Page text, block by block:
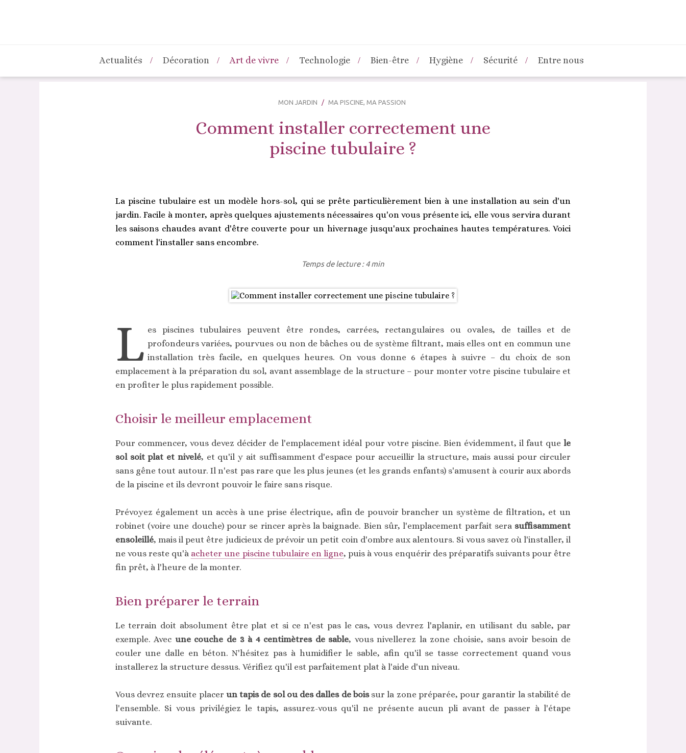
Actualités Décoration Art de vivre Technologie Bien-être Hygiène Sécurité Entre nous
MON JARDIN MA PISCINE, MA PASSION
Comment installer correctement une
piscine tubulaire ?
La piscine tubulaire est un modèle hors-sol, qui se prête particulièrement bien à une installation au sein d'un
jardin. Facile à monter, après quelques ajustements nécessaires qu'on vous présente ici, elle vous servira durant
les saisons chaudes avant d'être couverte pour un hivernage jusqu'aux prochaines hautes températures. Voici
comment l'installer sans encombre.
Temps de lecture : 4 min
L es piscines tubulaires peuvent être rondes, carrées, rectangulaires ou ovales, de tailles et de
profondeurs variées, pourvues ou non de bâches ou de système filtrant, mais elles ont en commun une
installation très facile, en quelques heures. On vous donne 6 étapes à suivre – du choix de son
emplacement à la préparation du sol, avant assemblage de la structure – pour monter votre piscine tubulaire et
en profiter le plus rapidement possible.
Choisir le meilleur emplacement
Pour commencer, vous devez décider de l'emplacement idéal pour votre piscine. Bien évidemment, il faut quele
sol soit plat et nivelé, et qu'il y ait suffisamment d'espace pour accueillir la structure, mais aussi pour circuler
sans gêne tout autour. Il n'est pas rare que les plus jeunes (et les grands enfants) s'amusent à courir aux abords
de la piscine et ils devront pouvoir le faire sans risque.
Prévoyez également un accès à une prise électrique, afin de pouvoir brancher un système de filtration, et un
robinet (voire une douche) pour se rincer après la baignade. Bien sûr, l'emplacement parfait sera suffisamment
ensoleillé, mais il peut être judicieux de prévoir un petit coin d'ombre aux alentours. Si vous savez où l'installer, il
ne vous reste qu'à acheter une piscine tubulaire en ligne, puis à vous enquérir des préparatifs suivants pour être
fin prêt, à l'heure de la monter.
Bien préparer le terrain
Le terrain doit absolument être plat et si ce n'est pas le cas, vous devrez l'aplanir, en utilisant du sable, par
exemple. Avec une couche de 3 à 4 centimètres de sable, vous nivellerez la zone choisie, sans avoir besoin de
couler une dalle en béton. N'hésitez pas à humidifier le sable, afin qu'il se tasse correctement quand vous
installerez la structure dessus. Vérifiez qu'il est parfaitement plat à l'aide d'un niveau.
Vous devrez ensuite placer un tapis de sol ou des dalles de boissur la zone préparée, pour garantir la stabilité de
l'ensemble. Si vous privilégiez le tapis, assurez-vous qu'il ne présente aucun pli avant de passer à l'étape
suivante.